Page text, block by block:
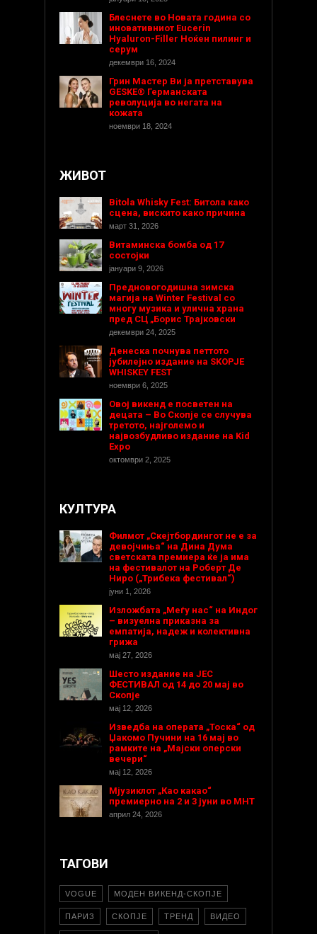
Блеснете во Новата година со
иновативниот Eucerin
Hyaluron-Filler Ноќен пилинг и
серум
декември 16, 2024
Грин Мастер Ви ја претставува
GESKE® Германската
револуција во негата на
кожата
ноември 18, 2024
ЖИВОТ
Bitola Whisky Fest: Битола како
сцена, вискито како причина
март 31, 2026
Витаминска бомба од 17
состојки
јануари 9, 2026
Предновогодишнa зимска
магија на Winter Festival со
многу музика и улична храна
пред СЦ „Борис Трајковски
декември 24, 2025
Денеска почнува петтото
јубилејно издание на SKOPJE
WHISKEY FEST
ноември 6, 2025
Овој викенд е посветен на
децата – Во Скопје се случува
третото, најголемо и
највозбудливо издание на Kid
Expo
октомври 2, 2025
КУЛТУРА
Филмот „Скејтбордингот не е за
девојчиња“ на Дина Дума
светската премиера ќе ја има
на фестивалот на Роберт Де
Ниро („Трибека фестивал“)
јуни 1, 2026
Изложбата „Меѓу нас“ на Индог
– визуелна приказна за
емпатија, надеж и колективна
грижа
мај 27, 2026
Шесто издание на ЈЕС
ФЕСТИВАЛ од 14 до 20 мај во
Скопје
мај 12, 2026
Изведба на операта „Тоска“ од
Џакомо Пучини на 16 мај во
рамките на „Мајски оперски
вечери“
мај 12, 2026
Мјузиклот „Као какао“
премиерно на 2 и 3 јуни во МНТ
април 24, 2026
ТАГОВИ
VOGUE МОДЕН ВИКЕНД-СКОПЈЕ
ПАРИЗ СКОПЈЕ ТРЕНД ВИДЕО